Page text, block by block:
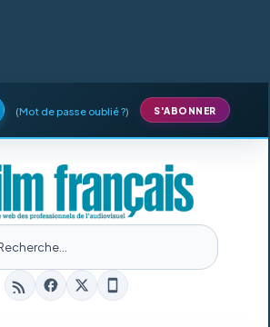
(Mot de passe oublié ?) S'ABONNER